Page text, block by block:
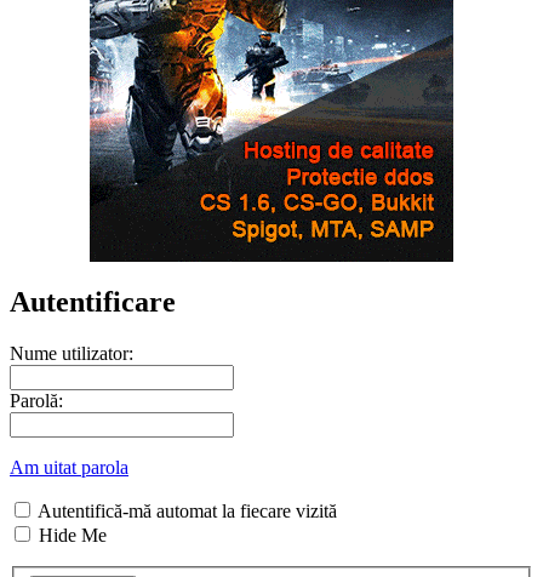
Autentificare
Nume utilizator:
Parolă:
Am uitat parola
Autentifică-mă automat la fiecare vizită
Hide Me